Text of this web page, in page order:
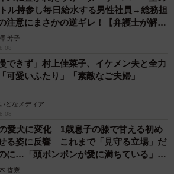
ル持参し毎日給水する男性社員→総務担
注意にまさかの逆ギレ！【弁護士が解
芳子
慢できず」村上佳菜子、イケメン夫と全力
可愛いふたり」「素敵なご夫婦」
どなメディア
愛犬に変化 1歳息子の膝で甘える初め
る姿に反響 これまで「見守る立場」だ
に…「頭ポンポンが愛に満ちている」
」
香奈